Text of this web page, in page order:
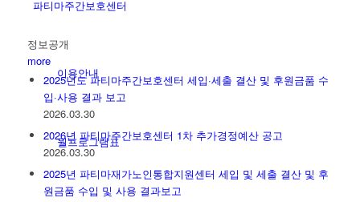
파티마주간보호센터
이용안내
월프로그램표
정보공개
more
2025년도 파티마주간보호센터 세입·세출 결산 및 후원금품 수
입·사용 결과 보고
2026.03.30
2026년 파티마주간보호센터 1차 추가경정예산 공고
2026.03.30
2025년 파티마재가노인통합지원센터 세입 및 세출 결산 및 후
원금품 수입 및 사용 결과보고